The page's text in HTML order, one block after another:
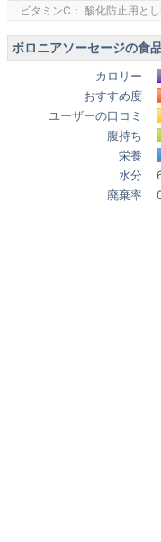
ビタミンC： 酸化防止用と
ボロニアソーセージの食
カロリー
おすすめ度
ユーザーの口コミ
腹持ち
栄養
水分
廃棄率